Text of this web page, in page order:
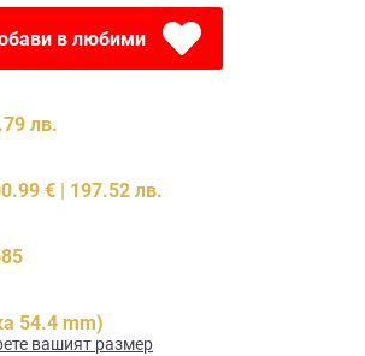
в любими
лв.
€ | 197.52 лв.
54.4 mm)
вашият размер